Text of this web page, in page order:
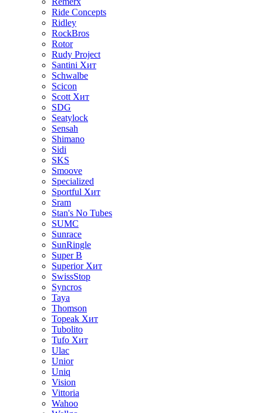
Ride Concepts
Ridley
RockBros
Rotor
Rudy Project
Santini Хит
Schwalbe
Scicon
Scott Хит
SDG
Seatylock
Sensah
Shimano
Sidi
SKS
Smoove
Specialized
Sportful Хит
Sram
Stan's No Tubes
SUMC
Sunrace
SunRingle
Super B
Superior Хит
SwissStop
Syncros
Taya
Thomson
Topeak Хит
Tubolito
Tufo Хит
Ulac
Unior
Uniq
Vision
Vittoria
Wahoo